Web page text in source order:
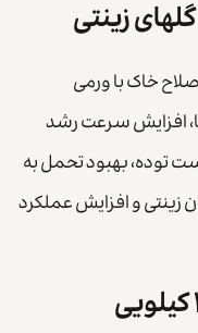
زینتی
خاک با ورمی‌
افزایش سرعت رشد
توده، بهبود تحمل به
زینتی و افزایش عملکرد